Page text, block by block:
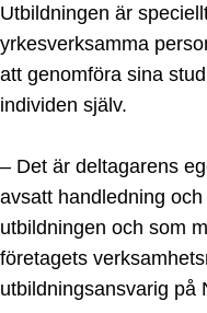
Utbildningen är
yrkesverksamma
att genomföra sina
individen själv.
– Det är deltagarens
avsatt handledning
utbildningen och som
företagets
utbildningsansvarig på